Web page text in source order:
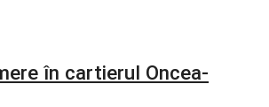
în cartierul Oncea-